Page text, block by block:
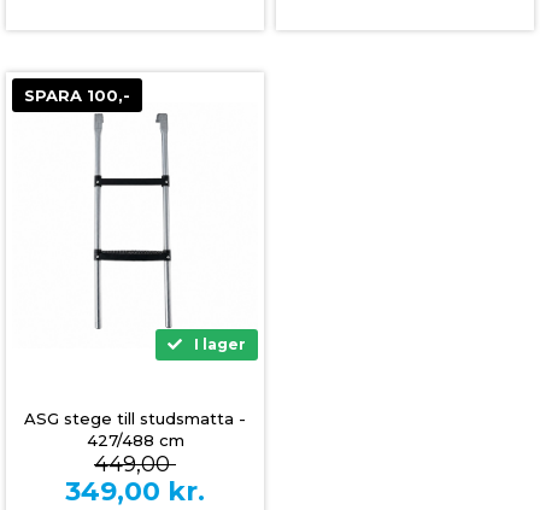
SPARA 100,-
I lager
ASG stege till studsmatta -
427/488 cm
449,00
349,00 kr.